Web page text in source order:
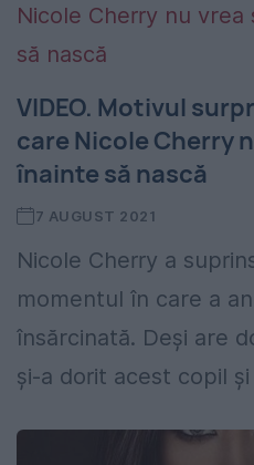
VIDEO. Motivul
care Nicole Cherry
înainte să nască
7 AUGUST 2021
Nicole Cherry a
momentul în care a
însărcinată. Deși are
și-a dorit acest copil